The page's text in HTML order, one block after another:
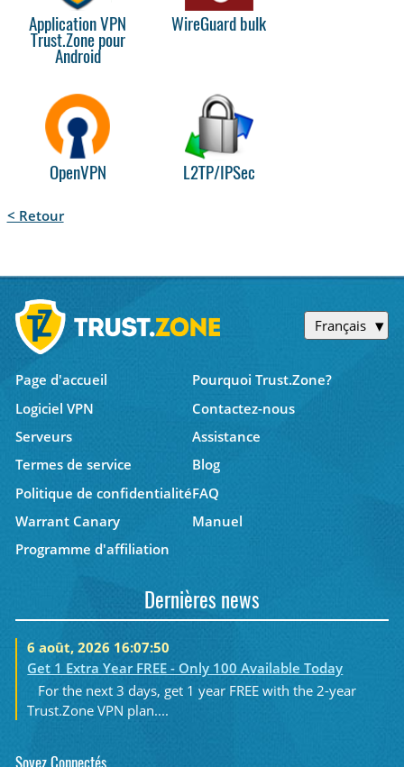
Application VPN
Trust.Zone pour
Android
WireGuard bulk
OpenVPN L2TP/IPSec
< Retour
Français
Page d'accueil
Pourquoi Trust.Zone?
Logiciel VPN
Contactez-nous
Serveurs
Assistance
Termes de service
Blog
Politique de confidentialitéFAQ
Warrant Canary
Manuel
Programme d'affiliation
Dernières news
6 août, 2026 16:07:50
Get 1 Extra Year FREE - Only 100 Available Today
For the next 3 days, get 1 year FREE with the 2-year
Trust.Zone VPN plan....
Soyez Connectés